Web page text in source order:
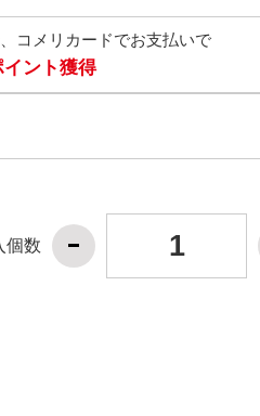
コメリカードでお支払いで
イント獲得
個数